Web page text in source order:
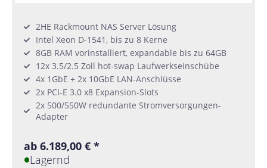
2HE Rackmount NAS Server Lösung
Intel Xeon D-1541, bis zu 8 Kerne
8GB RAM vorinstalliert, expandable bis zu 64GB
12x 3.5/2.5 Zoll hot-swap Laufwerkseinschübe
4x 1GbE + 2x 10GbE LAN-Anschlüsse
2x PCI-E 3.0 x8 Expansion-Slots
2x 500/550W redundante Stromversorgungen-
Adapter
ab 6.189,00 € *
Lagernd